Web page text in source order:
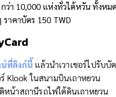
ว่า 10,000 แห่งทั่วไต้หวัน ทั้งห
ราคาบัตร 150 TWD
ที่ลิงก์นี้ แล้วนำเวาเชอร์ไปรับบั
Klook ในสนามบินเถาหยวน
น้าสถานีรถไฟใต้ดินเถาหยวน